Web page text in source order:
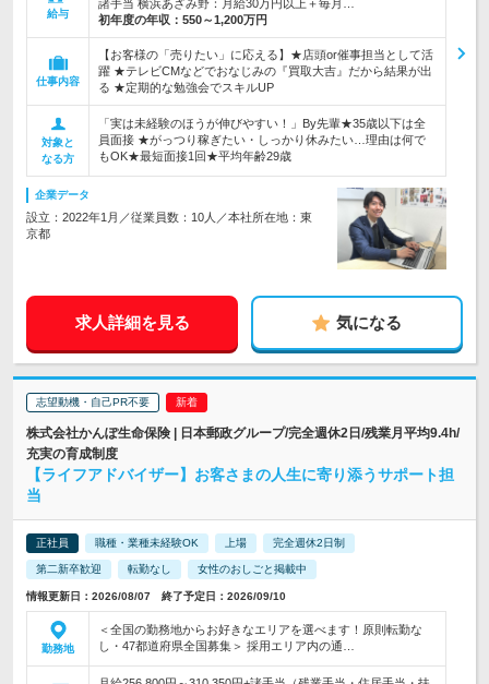
給与
諸手当 横浜あざみ野：月給30万円以上＋毎月…
初年度の年収： 550～1,200万円
仕事内容
【お客様の「売りたい」に応える】★店頭or催事担当として活
躍 ★テレビCMなどでおなじみの『買取大吉』だから結果が出
る ★定期的な勉強会でスキルUP
対象と
なる方
「実は未経験のほうが伸びやすい！」By先輩★35歳以下は全
員面接 ★がっつり稼ぎたい・しっかり休みたい…理由は何で
もOK★最短面接1回★平均年齢29歳
企業データ
設立：2022年1月／従業員数：10人／本社所在地：東
京都
求人詳細を見る 気になる
志望動機・自己PR不要
株式会社かんぽ生命保険 | 日本郵政グループ/完全週休2日/残業月平均9.4h/
充実の育成制度
【ライフアドバイザー】お客さまの人生に寄り添うサポート担
当
正社員 職種・業種未経験OK 上場 完全週休2日制
第二新卒歓迎 転勤なし 女性のおしごと掲載中
情報更新日：2026/08/07 終了予定日：2026/09/10
勤務地
＜全国の勤務地からお好きなエリアを選べます！原則転勤な
し・47都道府県全国募集＞ 採用エリア内の通…